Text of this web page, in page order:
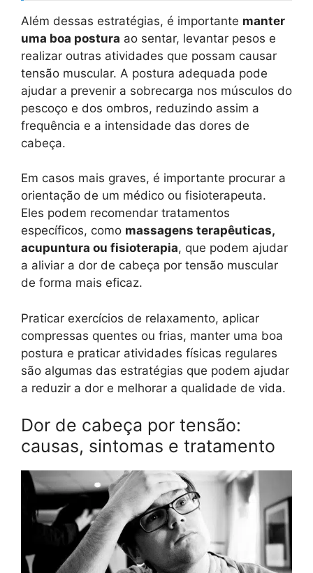
Além dessas estratégias, é importante manter
uma boa postura ao sentar, levantar pesos e
realizar outras atividades que possam causar
tensão muscular. A postura adequada pode
ajudar a prevenir a sobrecarga nos músculos do
pescoço e dos ombros, reduzindo assim a
frequência e a intensidade das dores de
cabeça.
Em casos mais graves, é importante procurar a
orientação de um médico ou fisioterapeuta.
Eles podem recomendar tratamentos
específicos, como massagens terapêuticas,
acupuntura ou fisioterapia, que podem ajudar
a aliviar a dor de cabeça por tensão muscular
de forma mais eficaz.
Praticar exercícios de relaxamento, aplicar
compressas quentes ou frias, manter uma boa
postura e praticar atividades físicas regulares
são algumas das estratégias que podem ajudar
a reduzir a dor e melhorar a qualidade de vida.
Dor de cabeça por tensão:
causas, sintomas e tratamento